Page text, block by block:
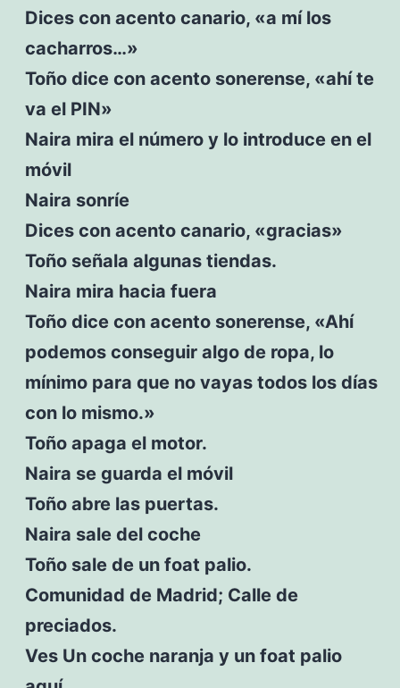
Dices con acento canario, «a mí los
cacharros…»
Toño dice con acento sonerense, «ahí te
va el PIN»
Naira mira el número y lo introduce en el
móvil
Naira sonríe
Dices con acento canario, «gracias»
Toño señala algunas tiendas.
Naira mira hacia fuera
Toño dice con acento sonerense, «Ahí
podemos conseguir algo de ropa, lo
mínimo para que no vayas todos los días
con lo mismo.»
Toño apaga el motor.
Naira se guarda el móvil
Toño abre las puertas.
Naira sale del coche
Toño sale de un foat palio.
Comunidad de Madrid; Calle de
preciados.
Ves Un coche naranja y un foat palio